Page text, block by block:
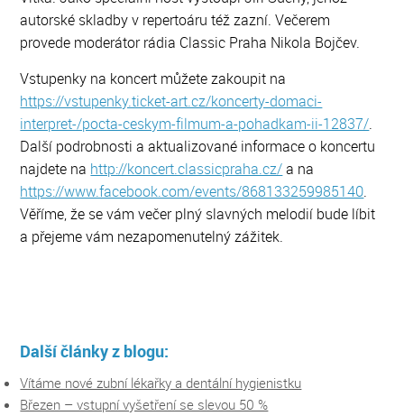
autorské skladby v repertoáru též zazní. Večerem
provede moderátor rádia Classic Praha Nikola Bojčev.
Vstupenky na koncert můžete zakoupit na
https://vstupenky.ticket-art.cz/koncerty-domaci-
interpret-/pocta-ceskym-filmum-a-pohadkam-ii-12837/.
Další podrobnosti a aktualizované informace o koncertu
najdete na http://koncert.classicpraha.cz/a na
https://www.facebook.com/events/868133259985140.
Věříme, že se vám večer plný slavných melodií bude líbit
a přejeme vám nezapomenutelný zážitek.
Další články z blogu:
Vítáme nové zubní lékařky a dentální hygienistku
Březen – vstupní vyšetření se slevou 50 %